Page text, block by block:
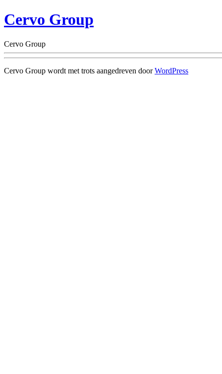
Cervo Group
Cervo Group
Cervo Group wordt met trots aangedreven doorWordPress